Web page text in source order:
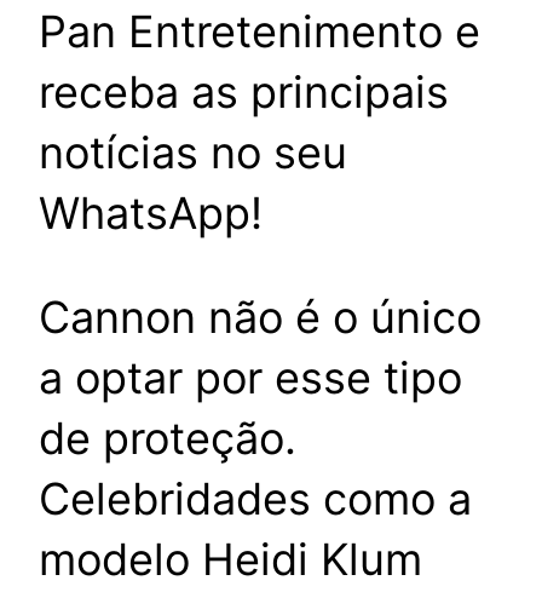
Pan Entretenimento e
receba as principais
notícias no seu
WhatsApp!
Cannon não é o único
a optar por esse tipo
de proteção.
Celebridades como a
modelo Heidi Klum